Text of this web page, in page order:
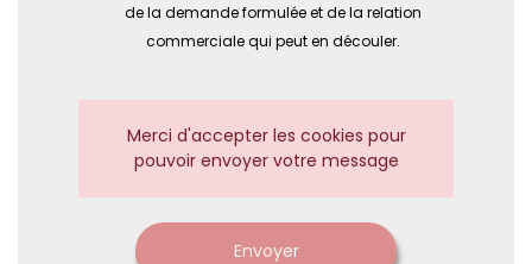
de la demande formulée et de la relation
commerciale qui peut en découler.
Merci d'accepter les cookies pour
pouvoir envoyer votre message
Envoyer